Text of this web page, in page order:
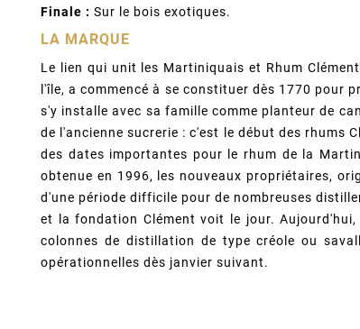
Finale : Sur le bois exotiques.
LA MARQUE
Le lien qui unit les Martiniquais et Rhum
l'île, a commencé à se constituer dès 1770 pour
s'y installe avec sa famille comme planteur de
de l'ancienne sucrerie : c'est le début des rhums
des dates importantes pour le rhum de la
obtenue en 1996, les nouveaux propriétaires,
d'une période difficile pour de nombreuses
et la fondation Clément voit le jour.
colonnes de distillation de type créole ou
opérationnelles dès janvier suivant.